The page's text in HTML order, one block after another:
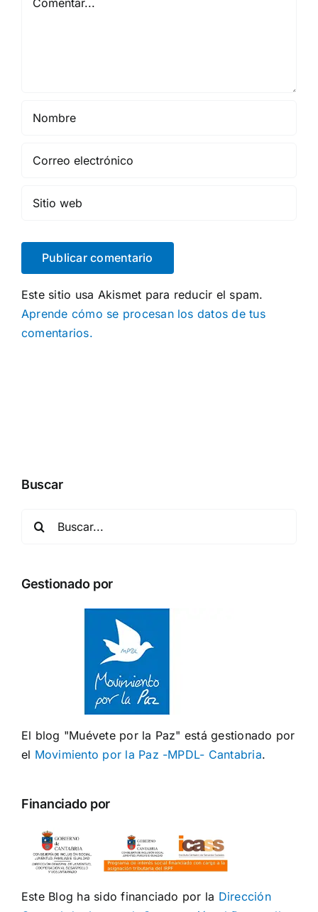
Este sitio usa Akismet para reducir el spam.
Aprende cómo se procesan los datos de tus
comentarios.
Buscar
Gestionado por
El blog "Muévete por la Paz" está gestionado por
el Movimiento por la Paz -MPDL- Cantabria.
Financiado por
Este Blog ha sido financiado por la Dirección